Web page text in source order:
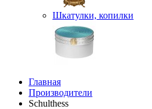
Шкатулки, копилки
Главная
Производители
Schulthess